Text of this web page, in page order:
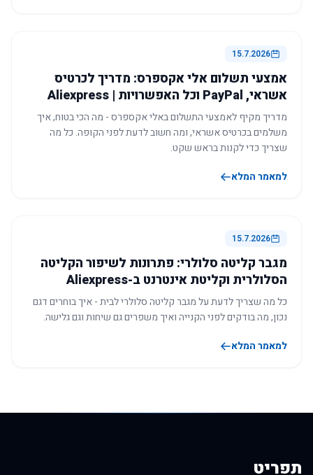
15.7.2026
אמצעי תשלום אלי אקספרס: מדריך לכרטיס
אשראי, PayPal וכל האפשרויות | Aliexpress
מדריך מקיף לאמצעי התשלום באלי אקספרס - מה הכי בטוח, איך
משלמים בכרטיס אשראי, ומה חשוב לדעת לפני הקופה. כל מה
שצריך כדי לקנות בראש שקט.
למאמר המלא
15.7.2026
מגבר קליטה סלולרי: פתרונות לשיפור הקליטה
הסלולרית וקליטת אינטרנט ב-Aliexpress
כל מה שצריך לדעת על מגבר קליטה סלולרי לבית - איך בוחרים דגם
נכון, מה בודקים לפני הקנייה ואיך משפרים גם שיחות וגם גלישה.
למאמר המלא
תפריט